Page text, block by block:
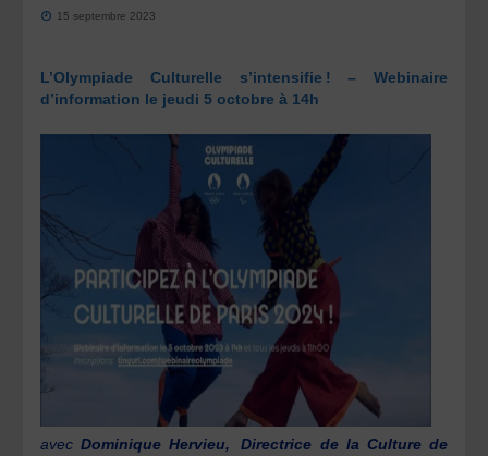
15 septembre 2023
L’Olympiade Culturelle s’intensifie ! – Webinaire
d’information le jeudi 5 octobre à 14h
avecDominique Hervieu, Directrice de la Culture de